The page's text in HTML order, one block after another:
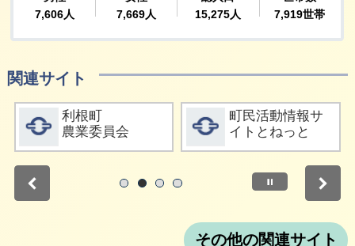
関連サイト
詳細をみる
利根町
農業委員会
詳細をみる
町民活動情報サ
イトとねっと
停止
その他の関連サイト